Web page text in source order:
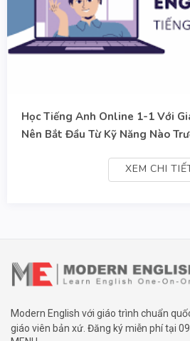
Học Tiếng Anh Online 1-1 Với
Nên Bắt Đầu Từ Kỹ Năng Nào
XEM CHI
Modern English với giáo trình chuẩn
giáo viên bản xứ. Đăng ký miễn phí tại